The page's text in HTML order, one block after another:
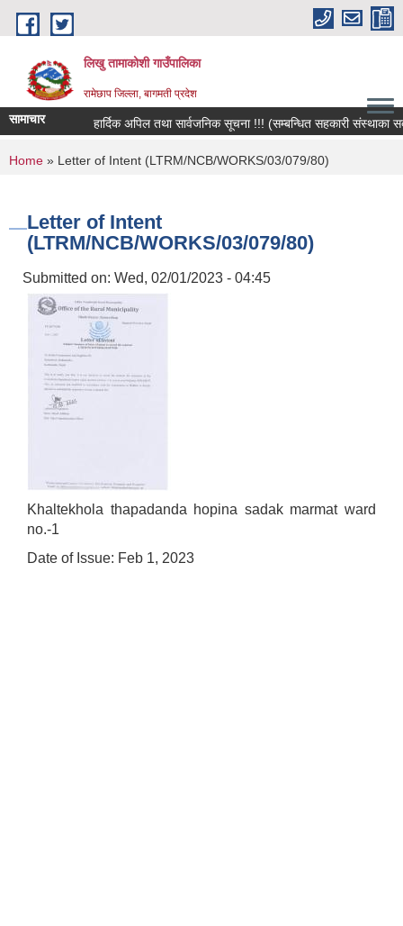
Skip to main content
लिखु तामाकोशी गाउँपालिका
रामेछाप जिल्ला, बागमती प्रदेश
सामाचार हार्दिक अपिल तथा सार्वजनिक सूचना !!! (सम्बन्धित सहकारी संस्थाका
You are here
Home » Letter of Intent (LTRM/NCB/WORKS/03/079/80)
Letter of Intent
(LTRM/NCB/WORKS/03/079/80)
Submitted on: Wed, 02/01/2023 - 04:45
Khaltekhola thapadanda hopina sadak marmat ward
no.-1
Date of Issue: Feb 1, 2023